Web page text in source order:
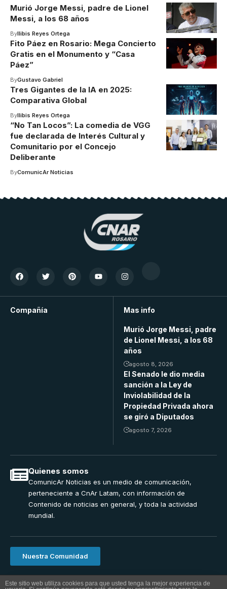
Murió Jorge Messi, padre de Lionel
Messi, a los 68 años
ByIlibis Reyes Ortega
Fito Páez en Rosario: Mega Concierto
Gratis en el Monumento y “Casa
Páez”
ByGustavo Gabriel
Tres Gigantes de la IA en 2025:
Comparativa Global
ByIlibis Reyes Ortega
“No Tan Locos”: La comedia de VGG
fue declarada de Interés Cultural y
Comunitario por el Concejo
Deliberante
ByComunicAr Noticias
Compañía Mas info
Murió Jorge Messi, padre
de Lionel Messi, a los 68
años
agosto 8, 2026
El Senado le dio media
sanción a la Ley de
Inviolabilidad de la
Propiedad Privada ahora
se giró a Diputados
agosto 7, 2026
Quienes somos
ComunicAr Noticias es un medio de comunicación,
perteneciente a CnAr Latam, con información de
Contenido de noticias en general, y toda la actividad
mundial.
Nuestra Comunidad
ComunicAr Noticias una realizacion de Cnar Latam 2024.
Este sitio web utiliza cookies para que usted tenga la mejor experiencia de